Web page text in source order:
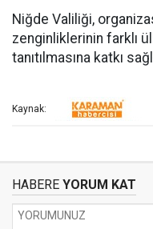
Niğde Valiliği,
zenginliklerinin farklı
tanıtılmasına katkı
Kaynak:
HABERE YORUM KAT